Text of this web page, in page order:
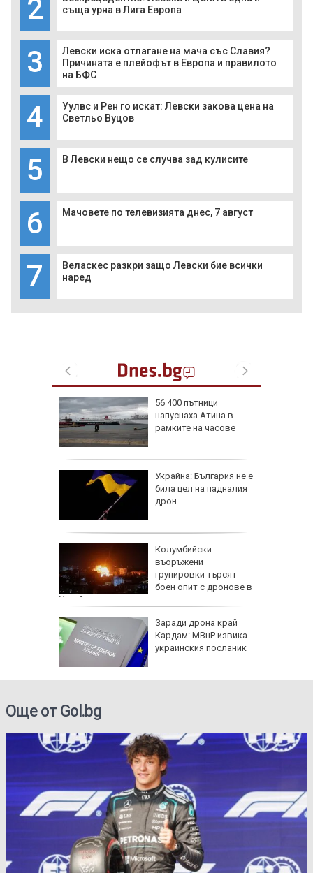
2
съща урна в Лига Европа
3
Левски иска отлагане на мача със Славия?
Причината е плейофът в Европа и правилото
на БФС
4
Уулвс и Рен го искат: Левски закова цена на
Светльо Вуцов
5 В Левски нещо се случва зад кулисите
6 Мачовете по телевизията днес, 7 август
7
Веласкес разкри защо Левски бие всички
наред
56 400 пътници
напуснаха Атина в
рамките на часове
Украйна: България не е
била цел на падналия
дрон
Колумбийски
въоръжени
групировки търсят
боен опит с дронове в
Украйна
Заради дрона край
Кардам: МВнР извика
украинския посланик
Още от Gol.bg